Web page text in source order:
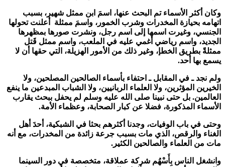
وكان أكثر الأسماء تم البحث عنها، اسمَ ابن ممثل شهير، بسبب
اتهامه بحيازة المخدرات وشرب الخمور، واسمَ ممثلة أعلنت تحولها
الجنسي، وغيرت اسمها إلى اسم رجل، ونشرت صورها بمظهرها
الجديد، واسم رياضي أغمي عليه في الملعب، واسم ممثل قَتل
ممثلةً بطريق الخطإ، وغير ذلك من الأمور الهزيلة، التي حقها أن لا
يسمع بها أحد.
ولم نجد ـ في المقابل ـ احتفاء بأسماء الصالحين المصلحين، ولا
الخيرين المؤثرين، ولا العلماء الربانيين، ولا الشباب المبدعين ما ينفع
العالمين. بل حتى نبينا صلى الله عليه وسلم لم يحفل ببحث يقارب
الأسماء المذكورة، فضلا عن كبار الصحابة، وعظماء الأمة.
وحتى في باب الوفيات، وجدنا أكثرهم بحثا في الشبكية، أحدَ أهل
الغناء والرقص، الذي مات بسبب جرعة زائدة من المخدرات، مع أنه
مات من العلماء والصالحين الكثير.
وانشغل الناس بِأَسْهُم شركة عملاقة، متخصصة في دور السينما